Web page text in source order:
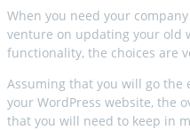
When you need your
venture on updating your old
functionality, the choices are
Assuming that you will go the
your WordPress website, the
that you will need to keep in